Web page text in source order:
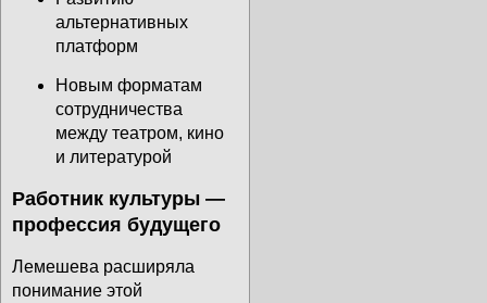
альтернативных
платформ
Новым форматам
сотрудничества
между театром, кино
и литературой
Работник культуры —
профессия будущего
Лемешева расширяла
понимание этой